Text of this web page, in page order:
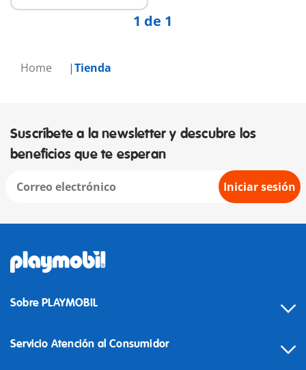
Home Tienda
1 de 1
Suscríbete a la newsletter y descubre los
beneficios que te esperan
Iniciar sesión
Sobre PLAYMOBIL
Servicio Atención al Consumidor